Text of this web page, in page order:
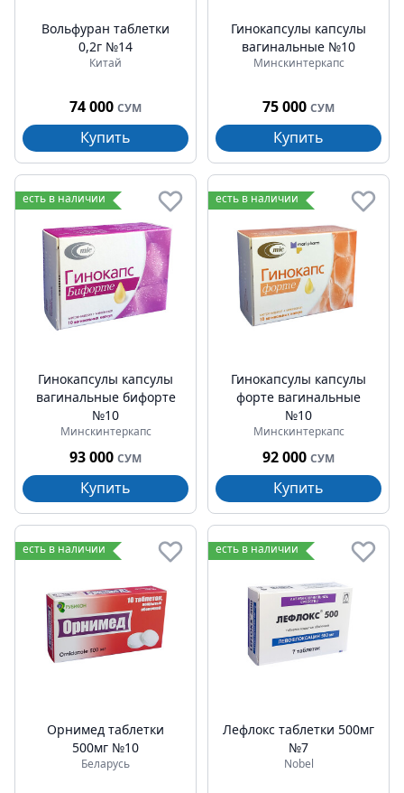
Вольфуран таблетки
0,2г №14
Китай
74 000 СУМ
Купить
Гинокапсулы капсулы
вагинальные №10
Минскинтеркапс
75 000 СУМ
Купить
есть в наличии
Гинокапсулы капсулы
вагинальные бифорте
№10
Минскинтеркапс
93 000 СУМ
Купить
есть в наличии
Гинокапсулы капсулы
форте вагинальные
№10
Минскинтеркапс
92 000 СУМ
Купить
есть в наличии
Орнимед таблетки
500мг №10
Беларусь
есть в наличии
Лефлокс таблетки 500мг
№7
Nobel